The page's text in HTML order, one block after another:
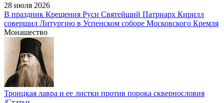
28 июля 2026
В праздник Крещения Руси Святейший Патриарх Кирилл
совершил Литургию в Успенском соборе Московского Кремля
Монашество
Троицкая лавра и ее листки против порока сквернословия